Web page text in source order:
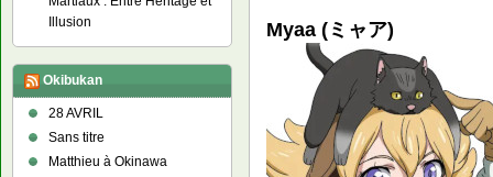
Myaa (ミャア)
Illusion
Okibukan
28 AVRIL
Sans titre
Matthieu à Okinawa